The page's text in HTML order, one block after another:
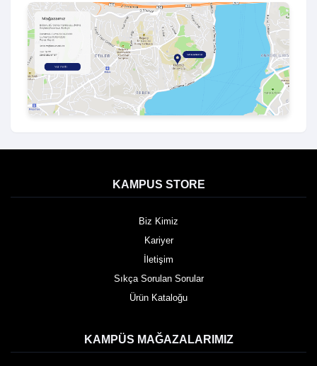
KAMPUS STORE
Biz Kimiz
Kariyer
İletişim
Sıkça Sorulan Sorular
Ürün Kataloğu
KAMPÜS MAĞAZALARIMIZ